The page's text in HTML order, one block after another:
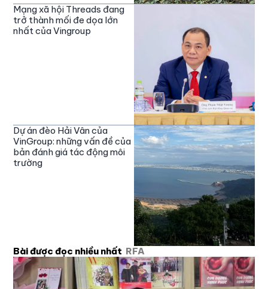
Mạng xã hội Threads đang
trở thành mối đe dọa lớn
nhất của Vingroup
Dự án đèo Hải Vân của
VinGroup: những vấn đề của
bản đánh giá tác động môi
trường
Bài được đọc nhiều nhất RFA